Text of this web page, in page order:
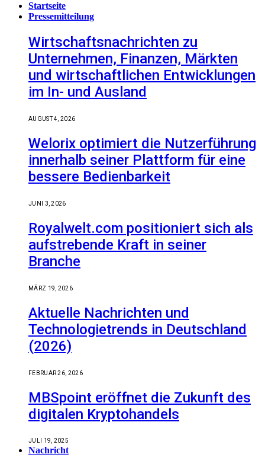
Startseite
Pressemitteilung
Wirtschaftsnachrichten zu
Unternehmen, Finanzen, Märkten
und wirtschaftlichen Entwicklungen
im In- und Ausland
AUGUST 4, 2026
Welorix optimiert die Nutzerführung
innerhalb seiner Plattform für eine
bessere Bedienbarkeit
JUNI 3, 2026
Royalwelt.com positioniert sich als
aufstrebende Kraft in seiner
Branche
MÄRZ 19, 2026
Aktuelle Nachrichten und
Technologietrends in Deutschland
(2026)
FEBRUAR 26, 2026
MBSpoint eröffnet die Zukunft des
digitalen Kryptohandels
JULI 19, 2025
Nachricht